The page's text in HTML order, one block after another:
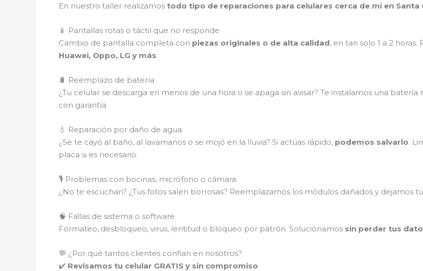
En nuestro taller realizamos todo tipo de reparaciones para celulares cerca de mi en Santa
📱 Pantallas rotas o táctil que no responde
Cambio de pantalla completa con piezas originales o de alta calidad, en tan solo 1 a 2 horas.
Huawei, Oppo, LG y más.
🔋 Reemplazo de batería
¿Tu celular se descarga en menos de una hora o se apaga sin avisar? Te instalamos una batería
con garantía.
💧 Reparación por daño de agua
¿Se te cayó al baño, al lavamanos o se mojó en la lluvia? Si actúas rápido, podemos salvarlo.
placa si es necesario.
🎙️ Problemas con bocinas, micrófono o cámara
¿No te escuchan? ¿Tus fotos salen borrosas? Reemplazamos los módulos dañados y dejamos
🧠 Fallas de sistema o software
Formateo, desbloqueo, virus, lentitud o bloqueo por patrón. Solucionamos sin perder tus
💬 ¿Por qué tantos clientes confían en nosotros?
✔️ Revisamos tu celular GRATIS y sin compromiso